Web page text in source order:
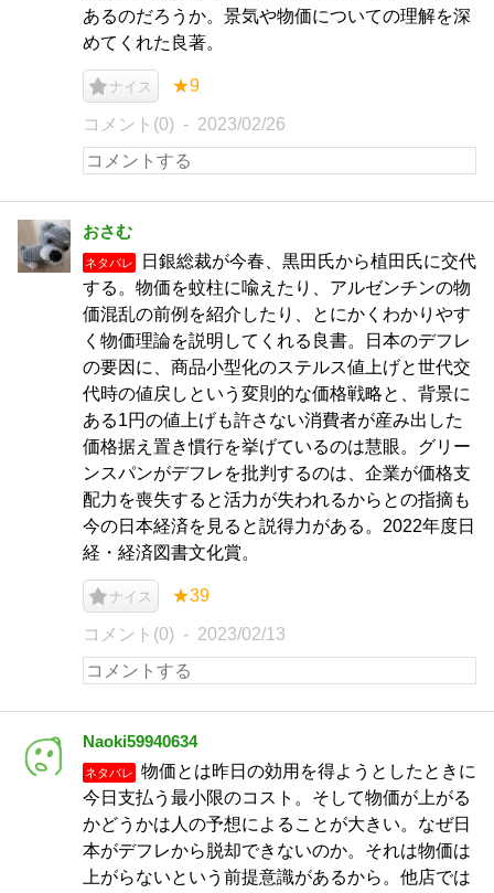
あるのだろうか。景気や物価についての理解を深
めてくれた良著。
ナイス ★9
コメント(0) 2023/02/26
おさむ
ネタバレ
日銀総裁が今春、黒田氏から植田氏に交代
する。物価を蚊柱に喩えたり、アルゼンチンの物
価混乱の前例を紹介したり、とにかくわかりやす
く物価理論を説明してくれる良書。日本のデフレ
の要因に、商品小型化のステルス値上げと世代交
代時の値戻しという変則的な価格戦略と、背景に
ある1円の値上げも許さない消費者が産み出した
価格据え置き慣行を挙げているのは慧眼。グリー
ンスパンがデフレを批判するのは、企業が価格支
配力を喪失すると活力が失われるからとの指摘も
今の日本経済を見ると説得力がある。2022年度日
経・経済図書文化賞。
ナイス ★39
コメント(0) 2023/02/13
Naoki59940634
ネタバレ
物価とは昨日の効用を得ようとしたときに
今日支払う最小限のコスト。そして物価が上がる
かどうかは人の予想によることが大きい。なぜ日
本がデフレから脱却できないのか。それは物価は
上がらないという前提意識があるから。他店では